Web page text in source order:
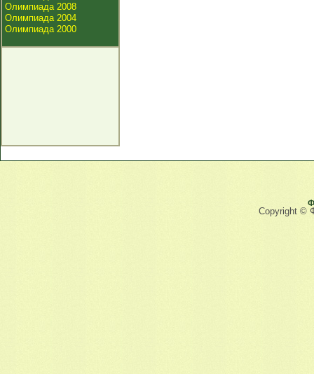
Олимпиада 2008
Олимпиада 2004
Олимпиада 2000
Copyright ©